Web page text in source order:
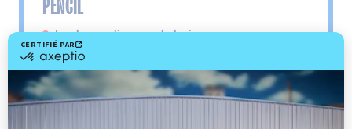
PENCIL
Le plus : soutien morphologique
Grâce à ses 3 zones de confort, le sommier
Pencil vous assure tout son soutien. Avec les
épaules, le dos et le bassin qui reposent sur ses
lattes, vous évitez les douleurs au petit matin.